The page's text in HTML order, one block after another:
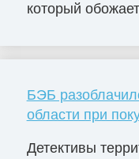
который
БЭБ
области при
Детективы